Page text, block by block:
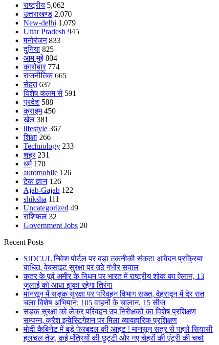
राष्ट्रीय 5,062
उत्तराखण्ड 2,070
New-delhi 1,079
Uttar Pradesh 945
मनोरंजन 833
दुनिया 825
आम मुद्दे 804
कारोबार 774
राजनीतिक 665
सेहत 637
विशेष कलम से 591
प्रदेश 588
क्राइम 450
खेल 381
lifestyle 367
शिक्षा 266
Technology 233
शहर 231
धर्म 170
automobile 126
टेक ज्ञान 126
Ajab-Gajab 122
shiksha 111
Uncategorized 49
राशिफल 32
Government Jobs 20
Recent Posts
SIDCUL निवेश पोर्टल पर बड़ा तकनीकी संकट! आवेदन प्रक्रिया
बाधित, वेबसाइट सुरक्षा पर उठे गंभीर सवाल
कतर के पूर्व अमीर के निधन पर भारत में राष्ट्रीय शोक का ऐलान, 13
जुलाई को आधा झुका रहेगा तिरंगा
मानसून में सड़क सुरक्षा पर परिवहन विभाग सख्त, देहरादून में देर रात
चला विशेष अभियान; 105 वाहनों के चालान, 15 सीज
सड़क सुरक्षा को लेकर परिवहन उप निरीक्षकों का विशेष प्रशिक्षण
सम्पन्न, क्रैश इन्वेस्टिगेशन पर मिला व्यावहारिक प्रशिक्षण
मोदी कैबिनेट में बड़े फेरबदल की आहट ! मानसून सत्र से पहले सियासी
हलचल तेज, कई मंत्रियों की छुट्टी और नए चेहरों की एंट्री की चर्चा